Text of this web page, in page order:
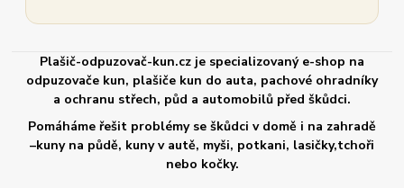
Plašič-odpuzovač-kun.cz je specializovaný e-shop na
odpuzovače kun, plašiče kun do auta, pachové ohradníky
a ochranu střech, půd a automobilů před škůdci.
Pomáháme řešit problémy se škůdci v domě i na zahradě
–kuny na půdě, kuny v autě, myši, potkani, lasičky,tchoři
nebo kočky.